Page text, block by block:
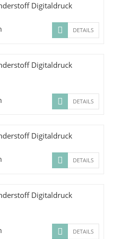
Digitaldruck
DETAILS
Digitaldruck
DETAILS
Digitaldruck
DETAILS
Digitaldruck
DETAILS